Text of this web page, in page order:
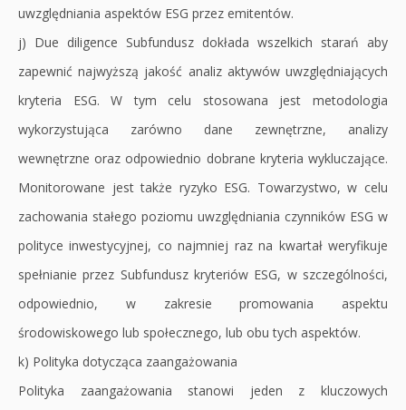
uwzględniania aspektów ESG przez emitentów.
j) Due diligence Subfundusz dokłada wszelkich starań aby
zapewnić najwyższą jakość analiz aktywów uwzględniających
kryteria ESG. W tym celu stosowana jest metodologia
wykorzystująca zarówno dane zewnętrzne, analizy
wewnętrzne oraz odpowiednio dobrane kryteria wykluczające.
Monitorowane jest także ryzyko ESG. Towarzystwo, w celu
zachowania stałego poziomu uwzględniania czynników ESG w
polityce inwestycyjnej, co najmniej raz na kwartał weryfikuje
spełnianie przez Subfundusz kryteriów ESG, w szczególności,
odpowiednio, w zakresie promowania aspektu
środowiskowego lub społecznego, lub obu tych aspektów.
k) Polityka dotycząca zaangażowania
Polityka zaangażowania stanowi jeden z kluczowych